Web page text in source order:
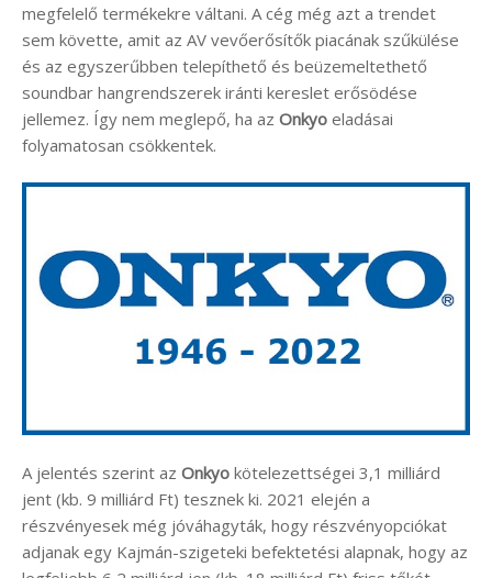
megfelelő termékekre váltani. A cég még azt a trendet
sem követte, amit az AV vevőerősítők piacának szűkülése
és az egyszerűbben telepíthető és beüzemeltethető
soundbar hangrendszerek iránti kereslet erősödése
jellemez. Így nem meglepő, ha az Onkyo eladásai
folyamatosan csökkentek.
A jelentés szerint az Onkyo kötelezettségei 3,1 milliárd
jent (kb. 9 milliárd Ft) tesznek ki. 2021 elején a
részvényesek még jóváhagyták, hogy részvényopciókat
adjanak egy Kajmán-szigeteki befektetési alapnak, hogy az